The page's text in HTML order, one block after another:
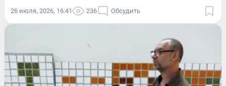
26 июля, 2026, 16:41 236 Обсудить